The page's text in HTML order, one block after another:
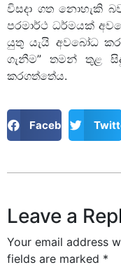
විසදා ගත නොහැකි
පරමාර්ථ ධර්මයක්
යුතු යැයි අවබෝධ
ගැනීම” තමන් තුළ
කරගත්තේය.
Facebook
Leave a
Your email address
fields are marked *